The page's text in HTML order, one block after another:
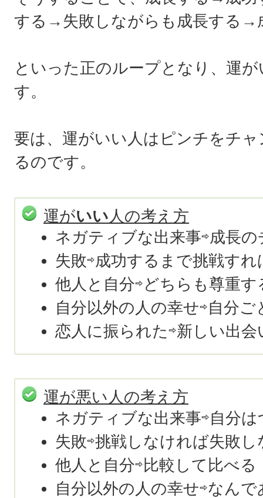
する→失敗しながらも成長する→
といった正のループとなり、運
す。
要は、運がいい人はピンチをチ
るのです。
運がいい人の考え方
ネガティブな出来事⇨成長
失敗⇨成功するまで挑戦すれ
他人と自分⇨どちらも尊重
自分以外の人の幸せ⇨自分
恋人に振られた⇨新しい出
運が悪い人の考え方
ネガティブな出来事⇨自分
失敗⇨挑戦しなければ失敗し
他人と自分⇨比較して比べる
自分以外の人の幸せ⇨なん